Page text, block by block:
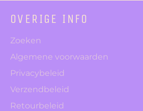
OVERIGE INFO
Zoeken
Algemene voorwaarden
Privacybeleid
Verzendbeleid
Retourbeleid